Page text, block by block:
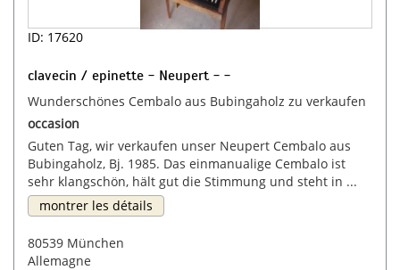
ID: 17620
clavecin / epinette - Neupert - -
Wunderschönes Cembalo aus Bubingaholz zu verkaufen
occasion
Guten Tag, wir verkaufen unser Neupert Cembalo aus
Bubingaholz, Bj. 1985. Das einmanualige Cembalo ist
sehr klangschön, hält gut die Stimmung und steht in ...
montrer les détails
80539 München
Allemagne